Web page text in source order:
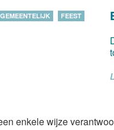
GEMEENTELIJK FEEST
enkele wijze